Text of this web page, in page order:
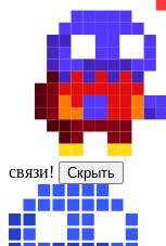
связи!
Скрыть